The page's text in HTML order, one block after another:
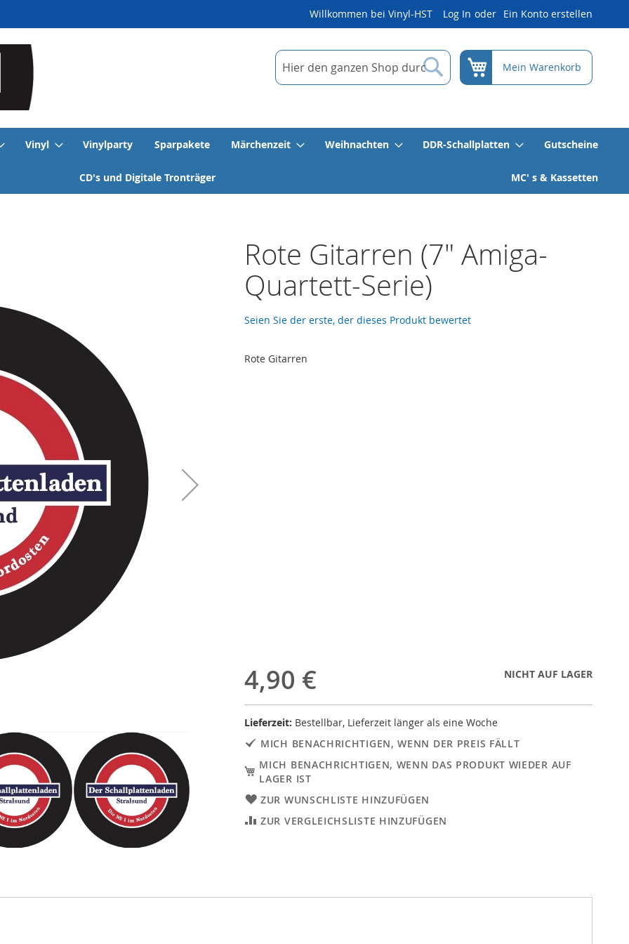
Willkommen bei Vinyl-HST Log In Ein Konto erstellen
Suche
Suche
Mein Warenkorb
Vinyl Vinylparty Sparpakete Märchenzeit Weihnachten DDR-Schallplatten Gutscheine
CD's und Digitale Tronträger MC' s & Kassetten
Rote Gitarren (7" Amiga-
Quartett-Serie)
Seien Sie der erste, der dieses Produkt bewertet
Rote Gitarren
4,90 € NICHT AUF LAGER
Lieferzeit: Bestellbar, Lieferzeit länger als eine Woche
MICH BENACHRICHTIGEN, WENN DER PREIS FÄLLT
MICH BENACHRICHTIGEN, WENN DAS PRODUKT WIEDER AUF
LAGER IST
ZUR WUNSCHLISTE HINZUFÜGEN
ZUR VERGLEICHSLISTE HINZUFÜGEN